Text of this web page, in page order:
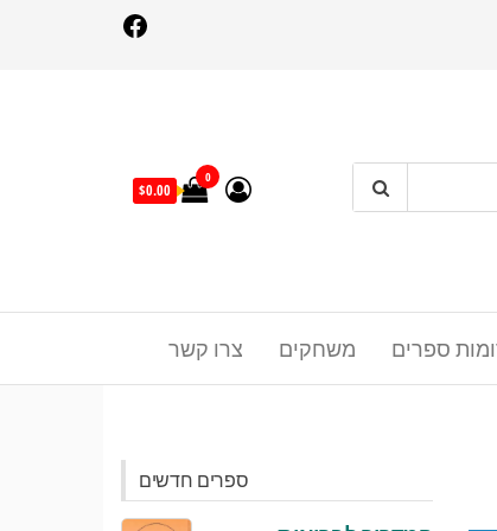
0
$0.00
צרו קשר משחקים ספרים
ספרים חדשים